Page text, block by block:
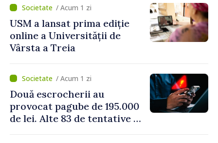
/ Acum 1 zi
USM a lansat prima ediție
online a Universității de
Vârsta a Treia
/ Acum 1 zi
Două escrocherii au
provocat pagube de 195.000
de lei. Alte 83 de tentative au